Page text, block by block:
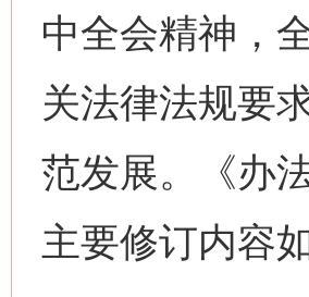
中全会精神，
关法律法规要
范发展。《办
主要修订内容